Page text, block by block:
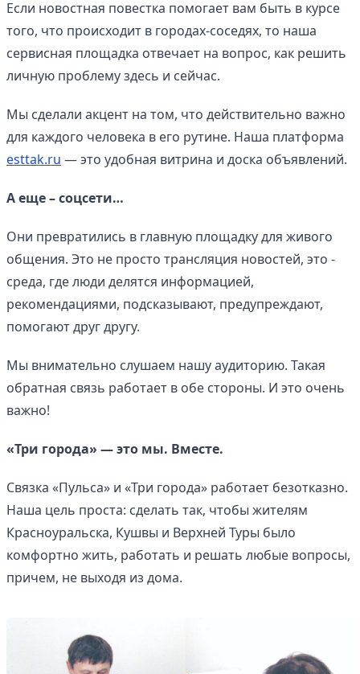
Если новостная повестка помогает вам быть в курсе
того, что происходит в городах-соседях, то наша
сервисная площадка отвечает на вопрос, как решить
личную проблему здесь и сейчас.
Мы сделали акцент на том, что действительно важно
для каждого человека в его рутине. Наша платформа
esttak.ru — это удобная витрина и доска объявлений.
А еще – соцсети…
Они превратились в главную площадку для живого
общения. Это не просто трансляция новостей, это -
среда, где люди делятся информацией,
рекомендациями, подсказывают, предупреждают,
помогают друг другу.
Мы внимательно слушаем нашу аудиторию. Такая
обратная связь работает в обе стороны. И это очень
важно!
«Три города» — это мы. Вместе.
Связка «Пульса» и «Три города» работает безотказно.
Наша цель проста: сделать так, чтобы жителям
Красноуральска, Кушвы и Верхней Туры было
комфортно жить, работать и решать любые вопросы,
причем, не выходя из дома.